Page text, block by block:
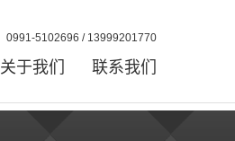
0991-5102696 / 13999201770
关于我们 联系我们